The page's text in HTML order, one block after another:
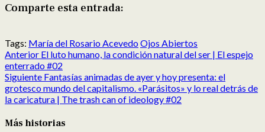
Comparte esta entrada:
en
X
(Twitter)
en
Facebook
en
Reddit
en
LinkedIn
en
Pinterest
en
Pocket
Tags: María del Rosario AcevedoOjos Abiertos
Post
navigation
Anterior El luto humano, la condición natural del ser | El espejo
enterrado #02
Siguiente Fantasías animadas de ayer y hoy presenta: el
grotesco mundo del capitalismo. «Parásitos» y lo real detrás de
la caricatura | The trash can of ideology #02
Más historias